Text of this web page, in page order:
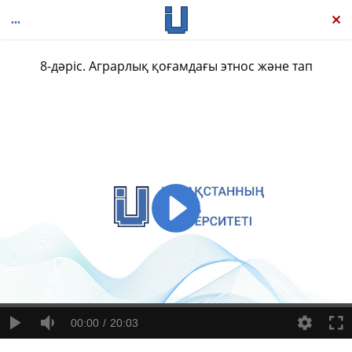
8-дәріс. Аграрлық қоғамдағы этнос және тап
00:00 20:03